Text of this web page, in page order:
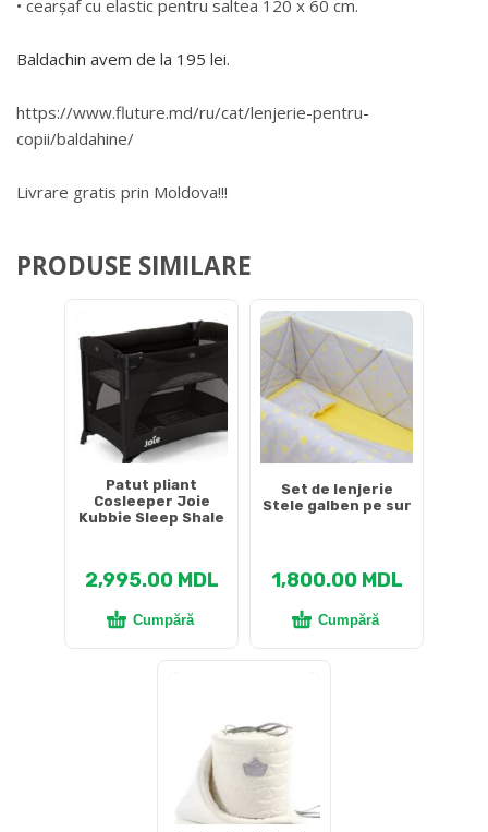
• cearșaf cu elastic pentru saltea 120 x 60 cm.
Baldachin avem de la 195 lei.
https://www.fluture.md/ru/cat/lenjerie-pentru-
copii/baldahine/
Livrare gratis prin Moldova!!!
PRODUSE SIMILARE
Patut pliant
Cosleeper Joie
Kubbie Sleep Shale
2,995.00 MDL
Cumpără
Set de lenjerie
Stele galben pe sur
1,800.00 MDL
Cumpără